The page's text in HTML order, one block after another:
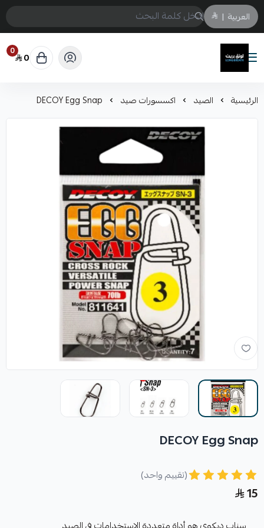
العربية |
لونق بريث
0 0
الرئيسية الصيد اكسسورات صيد DECOY Egg Snap
DECOY Egg Snap
(تقييم واحد)
15